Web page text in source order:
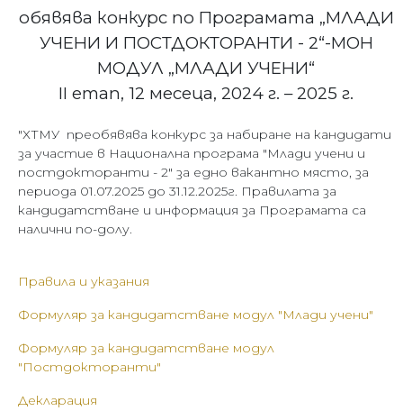
обявява конкурс по Програмата „МЛАДИ
УЧЕНИ И ПОСТДОКТОРАНТИ - 2“-МОН
МОДУЛ „МЛАДИ УЧЕНИ“
II етап, 12 месеца, 2024 г. – 2025 г.
"ХТМУ преобявява конкурс за набиране на кандидати
за участие в Национална програма "Млади учени и
постдокторанти - 2" за едно вакантно място, за
периода 01.07.2025 до 31.12.2025г. Правилата за
кандидатстване и информация за Програмата са
налични по-долу.
Правила и указания
Формуляр за кандидатстване модул "Млади учени"
Формуляр за кандидатстване модул
"Постдокторанти"
Декларация